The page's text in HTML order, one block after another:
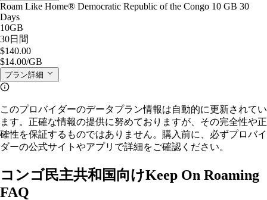
Roam Like Home® Democratic Republic of the Congo 10 GB 30
Days
10GB
30日間
$140.00
$14.00/GB
プラン詳細
このプロバイダーのデータプラン情報は自動的に更新されてい
ます。正確な情報の提供に努めておりますが、その完全性や正
確性を保証するものではありません。購入前に、必ずプロバイ
ダーの公式サイトやアプリで詳細をご確認ください。
コンゴ民主共和国向けKeep On Roaming
FAQ